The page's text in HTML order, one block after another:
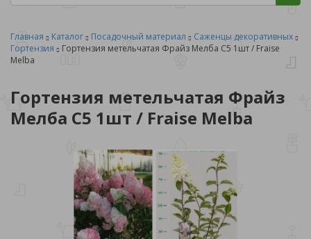
Главная Каталог Посадочный материал
Саженцы декоративных
Гортензия
Гортензия метельчатая Фрайз Мелба С5 1шт / Fraise
Melba
Гортензия метельчатая Фрайз
Мелба С5 1шт / Fraise Melba